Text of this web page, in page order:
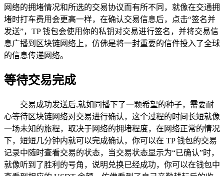
网络的拥堵情况和所选的交易协议而有所不同，就像在交通拥
堵时打车费用会更高一样，在确认交易信息后，点击“签名并
发送”，TP 钱包会使用你的私钥对交易进行签名，并将交易信
息广播到区块链网络上，仿佛是将一封重要的信件投入了全球
的信息传递网络。
等待交易完成
交易成功发送后,就如同播下了一颗希望的种子，需要耐
心等待区块链网络对交易进行确认，这个过程的时间长短就像
一场未知的旅程，取决于网络的拥堵程度，在网络正常的情况
下，短短几分钟内就可以完成确认，你可以在 TP 钱包的交易
记录中随时查看交易的状态，当交易状态显示为“已确认”时，
就像听到了胜利的号角，说明兑换已经成功，你可以在钱包中